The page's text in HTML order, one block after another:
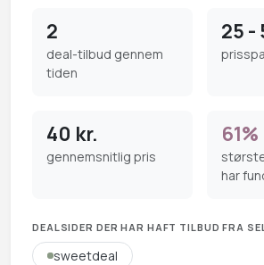
2
deal-tilbud gennem
tiden
25 -
40 kr.
gennemsnitlig pris
61%
har
DEALSIDER DER HAR HAFT TILBUD FRA
sweetdeal